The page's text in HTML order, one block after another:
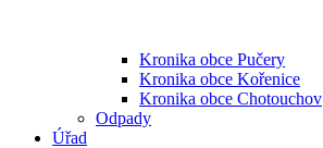
Kronika obce Pučery
Kronika obce Kořenice
Kronika obce Chotouchov
Odpady
Úřad